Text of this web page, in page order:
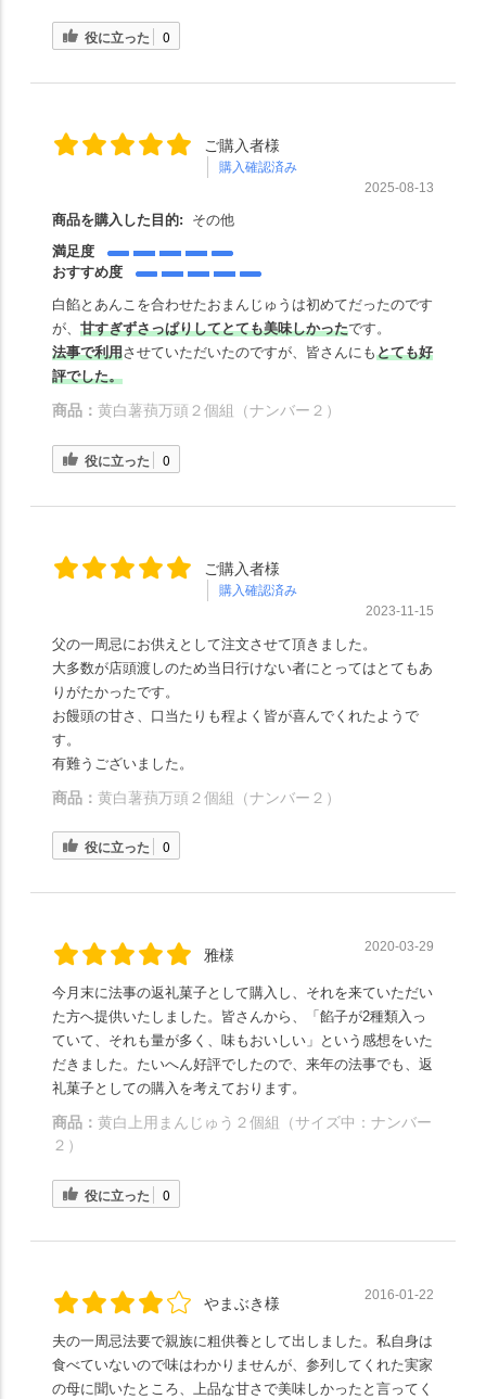
役に立った 0
ご購入者様
購入確認済み
2025-08-13
商品を購入した目的:
その他
満足度
おすすめ度
白餡とあんこを合わせたおまんじゅうは初めてだったのです
が、 甘すぎずさっぱりしてとても美味しかったです。
法事で利用させていただいたのですが、皆さんにもとても好
評でした。
商品： 黄白薯蕷万頭２個組（ナンバー２）
役に立った 0
ご購入者様
購入確認済み
2023-11-15
父の一周忌にお供えとして注文させて頂きました。
大多数が店頭渡しのため当日行けない者にとってはとてもあ
りがたかったです。
お饅頭の甘さ、口当たりも程よく皆が喜んでくれたようで
す。
有難うございました。
商品： 黄白薯蕷万頭２個組（ナンバー２）
役に立った 0
雅様 2020-03-29
今月末に法事の返礼菓子として購入し、それを来ていただい
た方へ提供いたしました。皆さんから、「餡子が2種類入っ
ていて、それも量が多く、味もおいしい」という感想をいた
だきました。たいへん好評でしたので、来年の法事でも、返
礼菓子としての購入を考えております。
商品： 黄白上用まんじゅう２個組（サイズ中：ナンバー
２）
役に立った 0
やまぶき様 2016-01-22
夫の一周忌法要で親族に粗供養として出しました。私自身は
食べていないので味はわかりませんが、参列してくれた実家
の母に聞いたところ、上品な甘さで美味しかったと言ってく